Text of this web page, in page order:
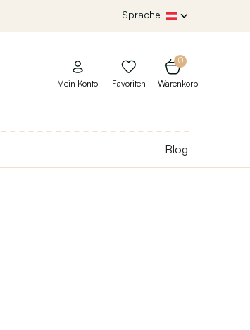
Sprache
0
Warenkorb
Mein Konto Favoriten
Blog